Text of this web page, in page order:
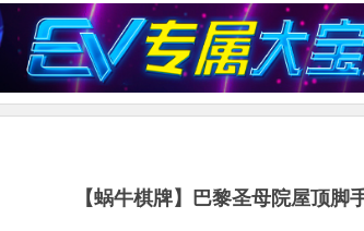
【蜗牛棋牌】巴黎圣母院屋顶